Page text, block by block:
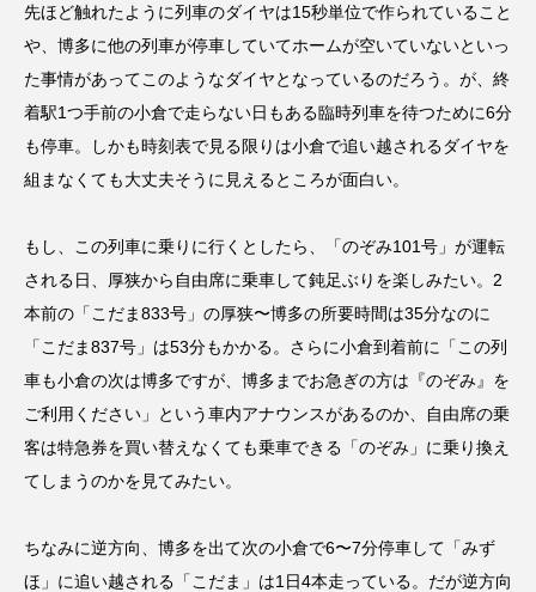
先ほど触れたように列車のダイヤは15秒単位で作られていること
や、博多に他の列車が停車していてホームが空いていないといっ
た事情があってこのようなダイヤとなっているのだろう。が、終
着駅1つ手前の小倉で走らない日もある臨時列車を待つために6分
も停車。しかも時刻表で見る限りは小倉で追い越されるダイヤを
組まなくても大丈夫そうに見えるところが面白い。
もし、この列車に乗りに行くとしたら、「のぞみ101号」が運転
される日、厚狭から自由席に乗車して鈍足ぶりを楽しみたい。2
本前の「こだま833号」の厚狭〜博多の所要時間は35分なのに
「こだま837号」は53分もかかる。さらに小倉到着前に「この列
車も小倉の次は博多ですが、博多までお急ぎの方は『のぞみ』を
ご利用ください」という車内アナウンスがあるのか、自由席の乗
客は特急券を買い替えなくても乗車できる「のぞみ」に乗り換え
てしまうのかを見てみたい。
ちなみに逆方向、博多を出て次の小倉で6〜7分停車して「みず
ほ」に追い越される「こだま」は1日4本走っている。だが逆方向